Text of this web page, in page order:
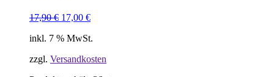
17,90€ Ursprünglicher
war:
17,00 €Aktueller
ist:
inkl. 7 % MwSt.
zzgl. Versandkosten